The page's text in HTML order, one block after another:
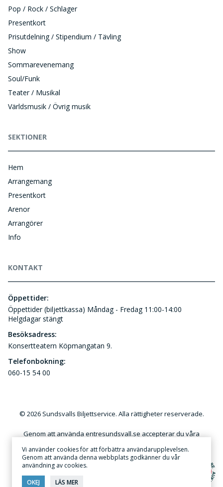
Pop / Rock / Schlager
Presentkort
Prisutdelning / Stipendium / Tävling
Show
Sommarevenemang
Soul/Funk
Teater / Musikal
Världsmusik / Övrig musik
SEKTIONER
Hem
Arrangemang
Presentkort
Arenor
Arrangörer
Info
KONTAKT
Öppettider:
Öppettider (biljettkassa) Måndag - Fredag 11:00-14:00
Helgdagar stängt
Besöksadress:
Konsertteatern Köpmangatan 9.
Telefonbokning:
060-15 54 00
© 2026 Sundsvalls Biljettservice. Alla rättigheter reserverade.
Genom att använda entresundsvall.se accepterar du våra
innehållet på denna webbplats utan skriftlig tillåtelse är förbjudet.
Vi använder cookies för att förbättra användarupplevelsen.
Genom att använda denna webbplats godkänner du vår
användning av cookies.
OKEJ
LÄS MER